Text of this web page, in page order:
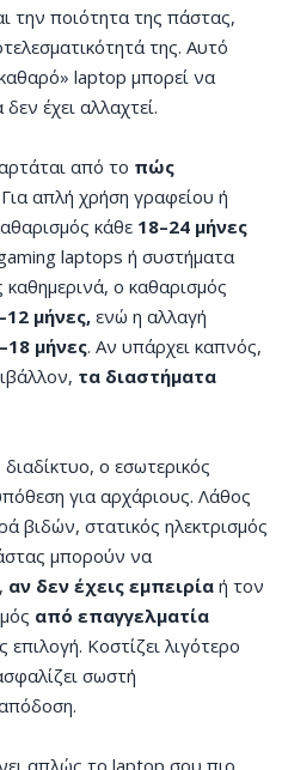
την ποιότητα της πάστας,
της. Αυτό
laptop μπορεί να
έχει αλλαχτεί.
από το πώς
απλή χρήση γραφείου ή
κάθε 18–24 μήνες
laptops ή συστήματα
ο καθαρισμός
μήνες, ενώ η αλλαγή
μήνες. Αν υπάρχει καπνός,
τα διαστήματα
ο εσωτερικός
για αρχάριους. Λάθος
βιδών, στατικός ηλεκτρισμός
μπορούν να
αν δεν έχεις εμπειρία ή τον
από επαγγελματία
επιλογή. Κοστίζει λιγότερο
σωστή
απλώς το laptop σου πιο